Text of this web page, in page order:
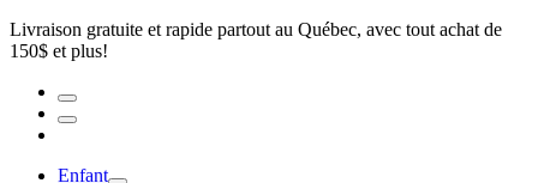
Livraison gratuite et rapide partout au Québec, avec tout achat de
150$ et plus!
Enfant